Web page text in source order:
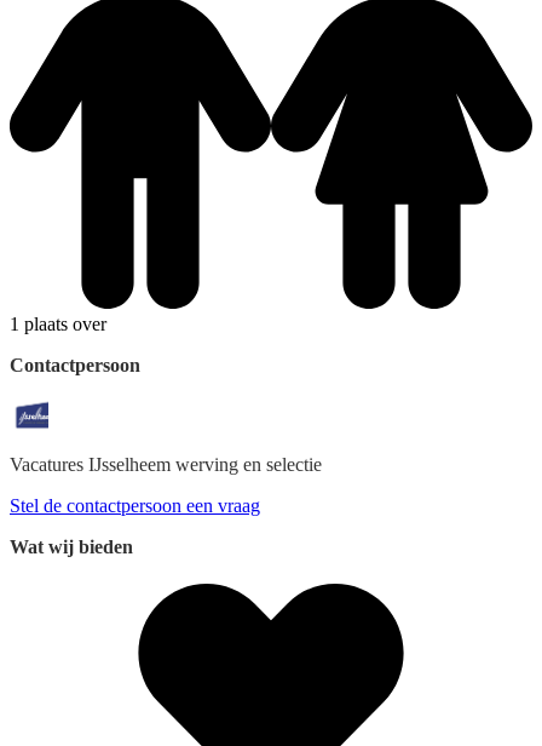
1 plaats over
Contactpersoon
Vacatures IJsselheem werving en selectie
Stel de contactpersoon een vraag
Wat wij bieden